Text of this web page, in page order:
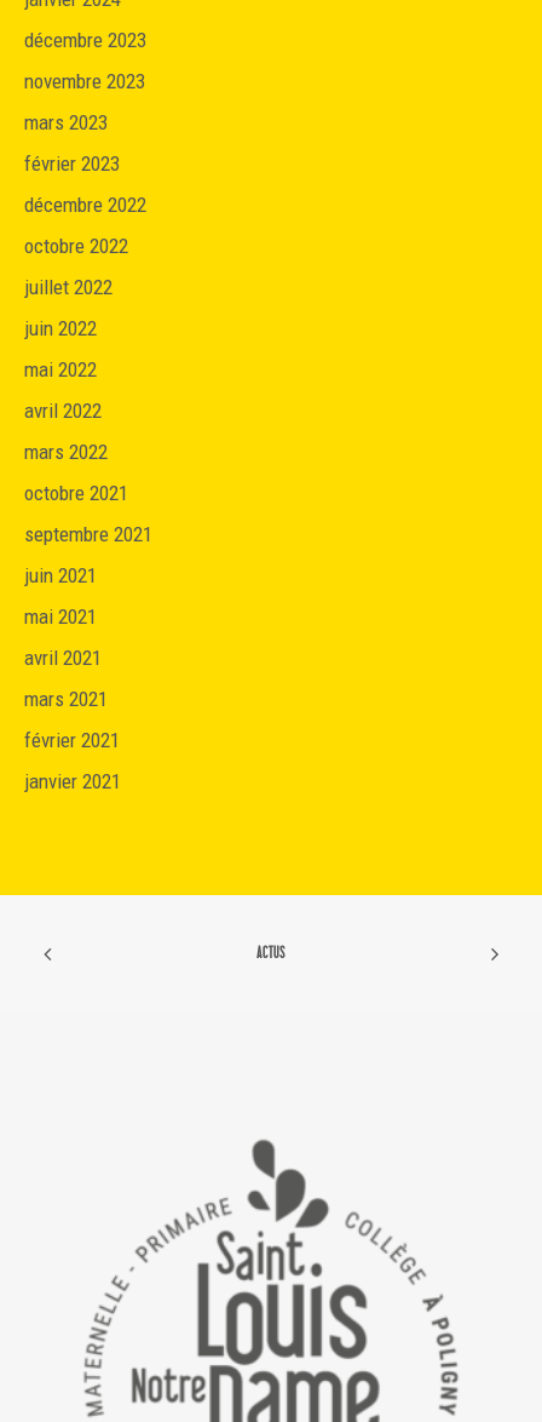
décembre 2023
novembre 2023
mars 2023
février 2023
décembre 2022
octobre 2022
juillet 2022
juin 2022
mai 2022
avril 2022
mars 2022
octobre 2021
septembre 2021
juin 2021
mai 2021
avril 2021
mars 2021
février 2021
janvier 2021
ACTUS